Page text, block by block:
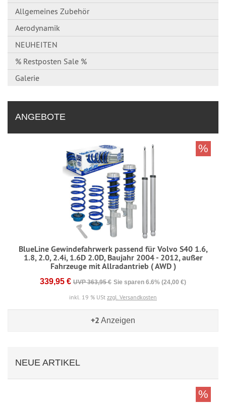
Allgemeines Zubehör
Aerodynamik
NEUHEITEN
% Restposten Sale %
Galerie
ANGEBOTE
BlueLine Gewindefahrwerk passend für Volvo S40 1.6,
1.8, 2.0, 2.4i, 1.6D 2.0D, Baujahr 2004 - 2012, außer
Fahrzeuge mit Allradantrieb ( AWD )
339,95 € UVP 363,95 € Sie sparen 6.6% (24,00 €)
inkl. 19 % USt zzgl. Versandkosten
%
+2 Anzeigen
NEUE ARTIKEL
%